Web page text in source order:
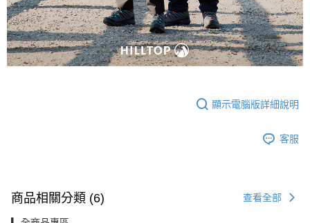
顯示電腦版詳細說明
客服
商品相關分類 (6) 查看全部